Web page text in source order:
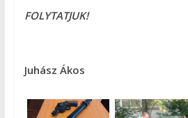
FOLYTATJUK!
Juhász Ákos